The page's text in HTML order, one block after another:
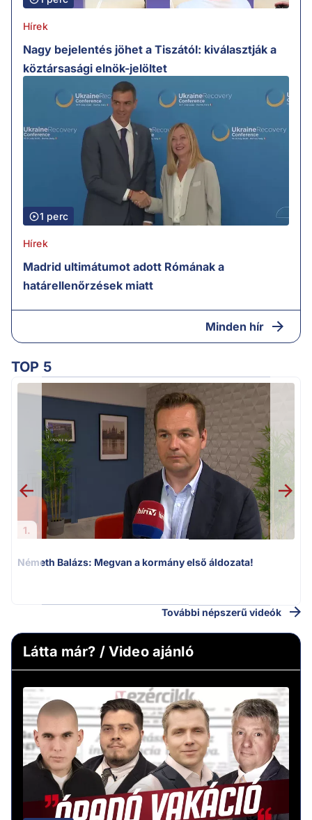
Hírek
Nagy bejelentés jöhet a Tiszától: kiválasztják a
köztársasági elnök-jelöltet
1 perc
Hírek
Madrid ultimátumot adott Rómának a
határellenőrzések miatt
Minden hír
TOP 5
1.
Németh Balázs: Megvan a kormány első áldozata!
További népszerű videók
Látta már? / Video ajánló